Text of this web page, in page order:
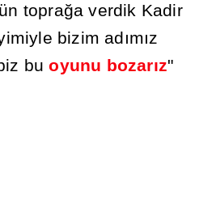
toprağa verdik Kadir
bizim adımız
buoyunu bozarız"